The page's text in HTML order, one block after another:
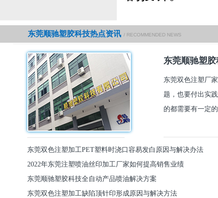
东莞顺驰塑胶科技热点资讯 / RECOMMENDED NEWS
东莞顺驰塑
东莞双色注塑厂
题，也要付出实
的都需要有一定
东莞双色注塑加工PET塑料时浇口容易发白原因与解决办法
2022年东莞注塑喷油丝印加工厂家如何提高销售业绩
东莞顺驰塑胶科技全自动产品喷油解决方案
东莞双色注塑加工缺陷顶针印形成原因与解决方法